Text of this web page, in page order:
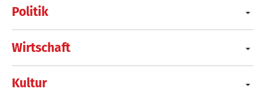
Politik
Wirtschaft
Kultur